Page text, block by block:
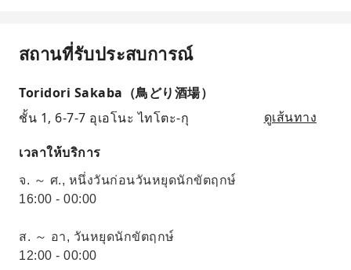
สถานที่รับประสบการณ์
Toridori Sakaba（鳥どり酒場）
ชั้น 1, 6-7-7 อุเอโนะ ไทโตะ-กุ
ดูเส้นทาง
เวลาให้บริการ
จ. ～ ศ., หนึ่งวันก่อนวันหยุดนักขัตฤกษ์
16:00 - 00:00
ส. ～ อา, วันหยุดนักขัตฤกษ์
12:00 - 00:00